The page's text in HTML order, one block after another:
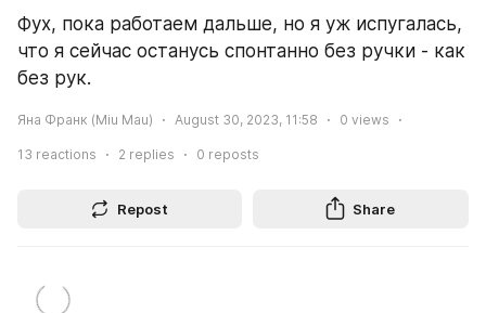
Фух, пока работаем дальше, но я уж испугалась,
что я сейчас останусь спонтанно без ручки - как
без рук.
Яна Франк (Miu Mau) August 30, 2023, 11:58 0 views
13 reactions 2 replies 0 reposts
Repost Share